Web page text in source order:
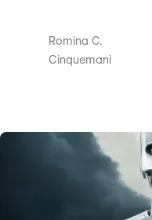
Romina C.
Cinquemani